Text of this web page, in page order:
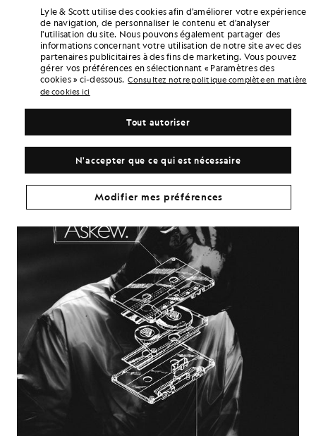
L'objectif l'a capturé dans un mélange d'immobilité concentrée et
de mouvements enjoués. L'instant d'avant, la tête baissée, l'ombre
lui barrant le visage, il avait tout à fait l'air d'un artiste sérieux
plongé dans ses pensées. L'instant d'après, il esquisse un sourire,
serre sa veste contre lui, tandis que les nuances de vert
s'épanouissent sous ses mains. C'est ce mélange de confiance
tranquille et d'envie de s'amuser qui a fait de lui un choix tout
naturel pour Futureproof.
À la fin de l'entretien, Finn a évoqué ce qui le motive. « J'ai adoré
créer une multitude de sons différents », dit-il.
Lyle & Scott utilise des cookies afin d'améliorer votre expérience
de navigation, de personnaliser le contenu et d'analyser
l'utilisation du site. Nous pouvons également partager des
informations concernant votre utilisation de notre site avec des
partenaires publicitaires à des fins de marketing. Vous pouvez
gérer vos préférences en sélectionnant « Paramètres des
cookies » ci-dessous. Consultez notre politique complète en matière
de cookies ici
N'accepter que ce qui est nécessaire
Tout autoriser
Modifier mes préférences